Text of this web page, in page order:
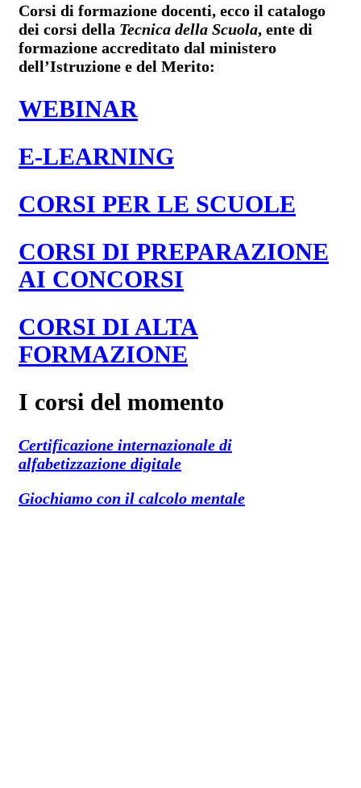
Corsi di formazione docenti, ecco il catalogo
dei corsi della Tecnica della Scuola, ente di
formazione accreditato dal ministero
dell’Istruzione e del Merito:
WEBINAR
E-LEARNING
CORSI PER LE SCUOLE
CORSI DI PREPARAZIONE
AI CONCORSI
CORSI DI ALTA
FORMAZIONE
I corsi del momento
Certificazione internazionale di
alfabetizzazione digitale
Giochiamo con il calcolo mentale